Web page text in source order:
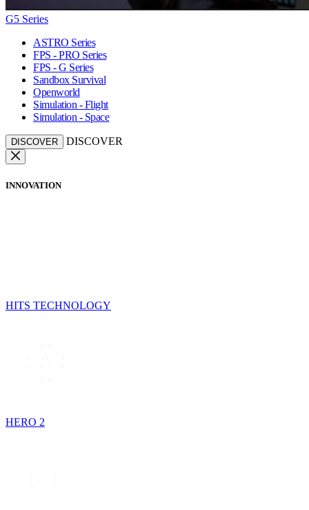
G5 Series
ASTRO Series
FPS - PRO Series
FPS - G Series
Sandbox Survival
Openworld
Simulation - Flight
Simulation - Space
DISCOVER DISCOVER
INNOVATION
HITS TECHNOLOGY
HERO 2